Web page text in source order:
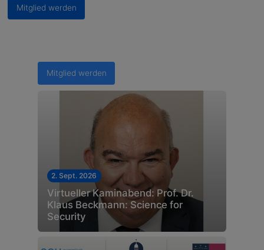
Mitglied werden
Mitglied werden
2. Sept. 2026
Virtueller Kaminabend: Prof. Dr.
Klaus Beckmann: Science for
Security